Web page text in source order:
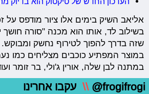
אליאב השיק בימים אלו ציור מודפס על
בשילוב לד, אותו הוא מכנה "סורה חושך
שזה בדרך להפוך לטירוף נחשק
במוצר המפתיע כוכבים מצליחים כמו
במתנה לבן שלה, אורין ג'ולי, בר זומר
@frogifrogi
\\ עקבו אחרינו